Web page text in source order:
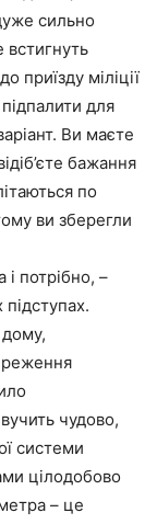
сильно
приїзду міліції
для
Ви маєте
бажання
по
ви зберегли
потрібно, –
чудово,
системи
цілодобово
– це